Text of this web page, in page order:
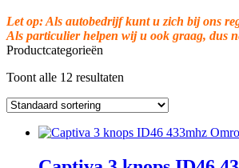
Let op: Als autobedrijf kunt u zich bij ons
Als particulier helpen wij u ook graag, dus
Productcategorieën
Toont alle 12 resultaten